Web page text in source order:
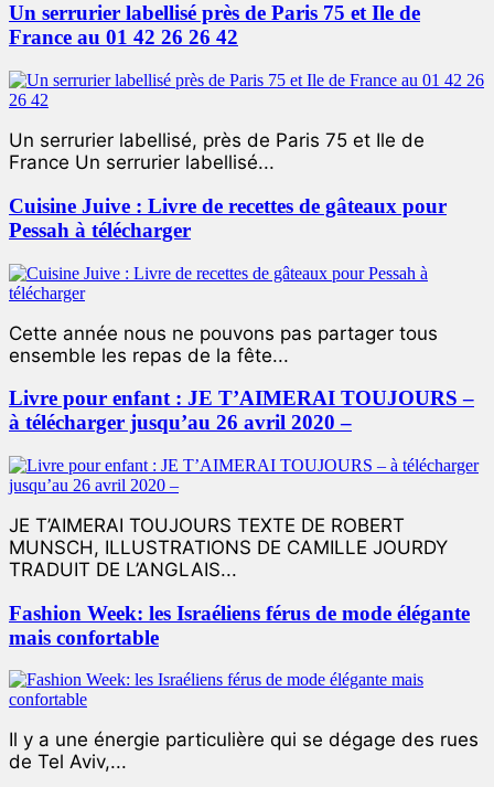
Un serrurier labellisé près de Paris 75 et Ile de
France au 01 42 26 26 42
Un serrurier labellisé, près de Paris 75 et Ile de
France Un serrurier labellisé...
Cuisine Juive : Livre de recettes de gâteaux pour
Pessah à télécharger
Cette année nous ne pouvons pas partager tous
ensemble les repas de la fête...
Livre pour enfant : JE T’AIMERAI TOUJOURS –
à télécharger jusqu’au 26 avril 2020 –
JE T’AIMERAI TOUJOURS TEXTE DE ROBERT
MUNSCH, ILLUSTRATIONS DE CAMILLE JOURDY
TRADUIT DE L’ANGLAIS...
Fashion Week: les Israéliens férus de mode élégante
mais confortable
Il y a une énergie particulière qui se dégage des rues
de Tel Aviv,...